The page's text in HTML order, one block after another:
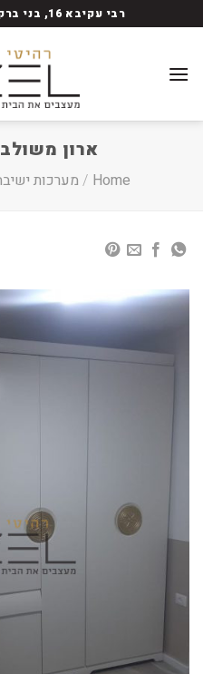
to
רבי עקיבא 16, בני ברק | טלפון: 03-579-8373
ארון
Home
/ מערכות